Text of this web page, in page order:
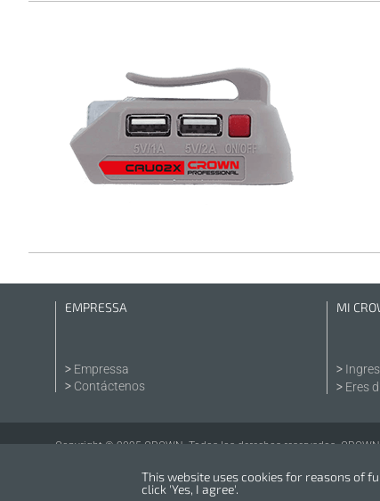
EMPRESSA
Empressa
Contáctenos
MI
Eres
Copyright © 2025 CROWN. Todos los derechos reservados.
nopCommerce
This website uses cookies for reasons of
click 'Yes, I agree'.